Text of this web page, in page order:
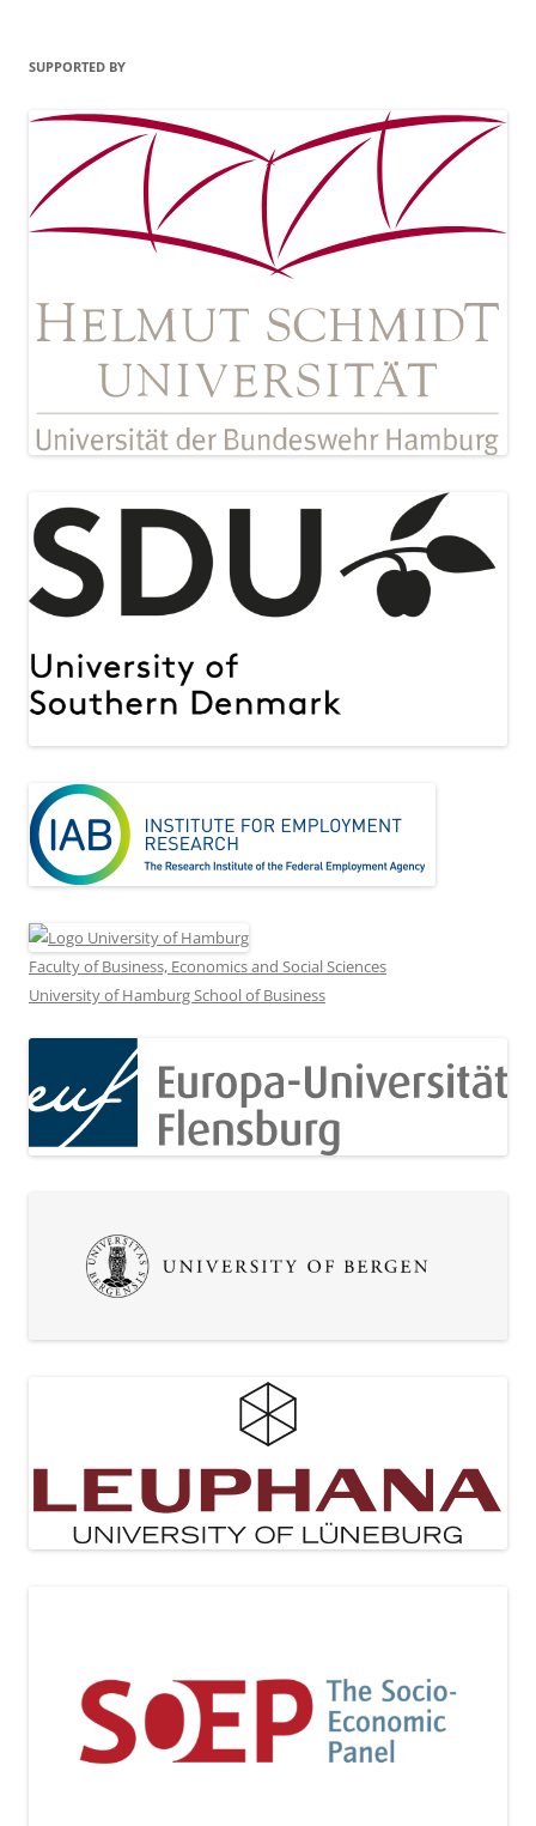
SUPPORTED BY
Faculty of Business, Economics and Social Sciences
University of Hamburg School of Business